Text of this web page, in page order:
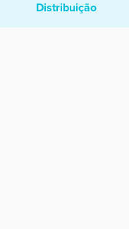
Distribuição